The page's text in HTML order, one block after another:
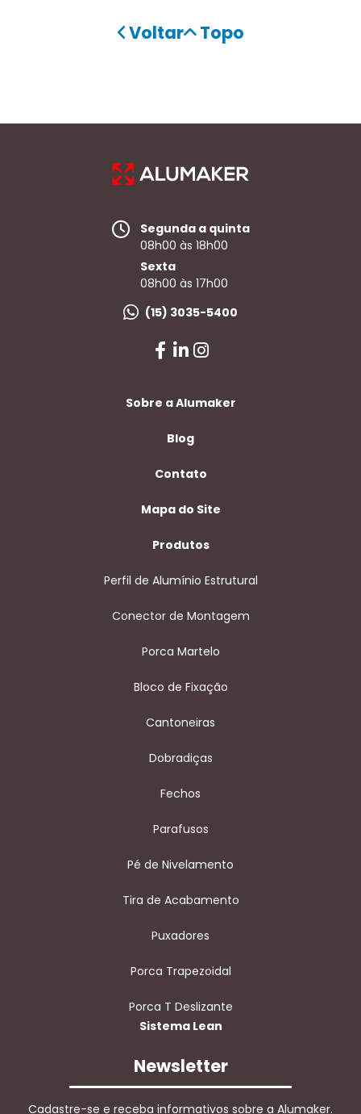
Voltar Topo
Segunda a quinta
08h00 às 18h00
Sexta
08h00 às 17h00
(15) 3035-5400
Sobre a Alumaker
Blog
Contato
Mapa do Site
Produtos
Perfil de Alumínio Estrutural
Conector de Montagem
Porca Martelo
Bloco de Fixação
Cantoneiras
Dobradiças
Fechos
Parafusos
Pé de Nivelamento
Tira de Acabamento
Puxadores
Porca Trapezoidal
Porca T Deslizante
Sistema Lean
Newsletter
Cadastre-se e receba informativos sobre a Alumaker.